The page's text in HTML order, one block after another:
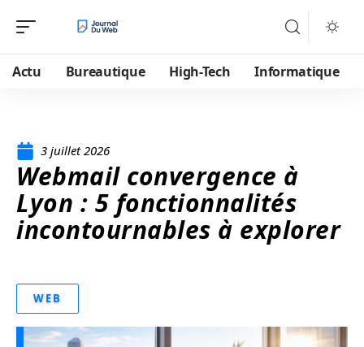
Actu Bureautique High-Tech Informatique
3 juillet 2026
Webmail convergence à
Lyon : 5 fonctionnalités
incontournables à explorer
WEB